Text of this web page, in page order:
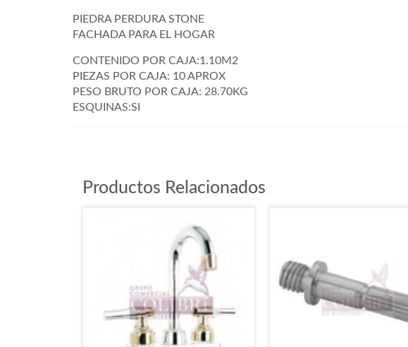
PIEDRA PERDURA STONE
FACHADA PARA EL HOGAR
CONTENIDO POR CAJA:1.10M2
PIEZAS POR CAJA: 10 APROX
PESO BRUTO POR CAJA: 28.70KG
ESQUINAS:SI
Productos Relacionados